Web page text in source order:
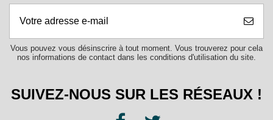
Vous pouvez vous désinscrire à tout moment. Vous trouverez pour cela
nos informations de contact dans les conditions d'utilisation du site.
SUIVEZ-NOUS SUR LES RÉSEAUX !